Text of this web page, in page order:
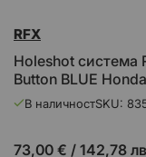
към
на
галерия
със
Holeshot система
Button BLUE
RFX
В наличностSKU
73,00 € / 142,78